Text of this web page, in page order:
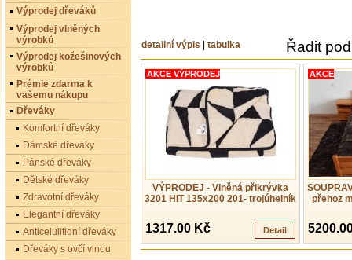
detailní výpis tabulka Řadit
VÝPRODEJ - Vlněná přikrývka
3201 HIT 135x200 201- trojúhelník
AKCE VÝPRODEJ
1317.00 Kč Detail
přehoz
AKCE
Výprodej dřeváků
Výprodej vlněných
výrobků
Výprodej kožešinových
výrobků
Prémie zdarma k
vašemu nákupu
Dřeváky
Komfortní dřeváky
Dámské dřeváky
Pánské dřeváky
Dětské dřeváky
Zdravotní dřeváky
Elegantní dřeváky
Anticelulitidní dřeváky
Dřeváky s ovčí vlnou